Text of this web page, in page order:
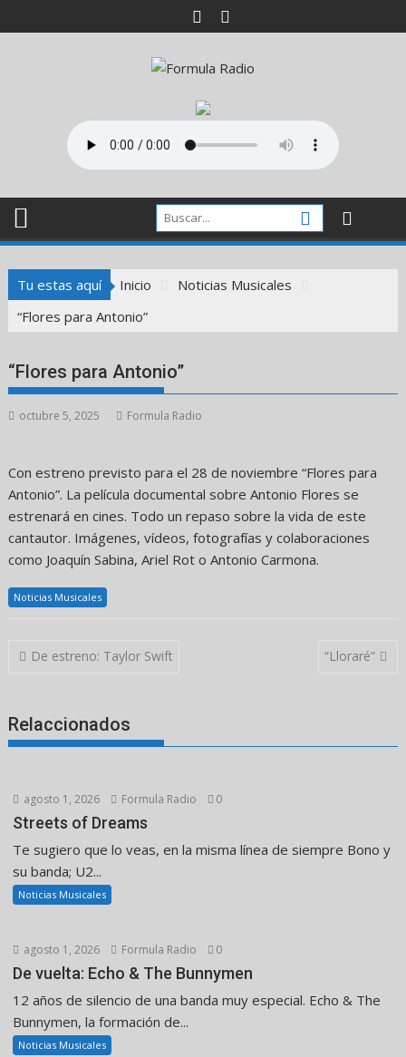
al
Tu estas aquí Inicio
Noticias Musicales
“Flores para Antonio”
“Flores para Antonio”
octubre 5, 2025 Formula Radio
Con estreno previsto para el 28 de noviembre “Flores para
Antonio”. La película documental sobre Antonio Flores se
estrenará en cines. Todo un repaso sobre la vida de este
cantautor. Imágenes, vídeos, fotografías y colaboraciones
como Joaquín Sabina, Ariel Rot o Antonio Carmona.
Noticias Musicales
Navegación
De estreno: Taylor Swift “Lloraré”
Relaccionados
agosto 1, 2026 Formula Radio 0
Streets of Dreams
Te sugiero que lo veas, en la misma línea de siempre Bono y
su banda; U2...
Noticias Musicales
agosto 1, 2026 Formula Radio 0
De vuelta: Echo & The Bunnymen
12 años de silencio de una banda muy especial. Echo & The
Bunnymen, la formación de...
Noticias Musicales